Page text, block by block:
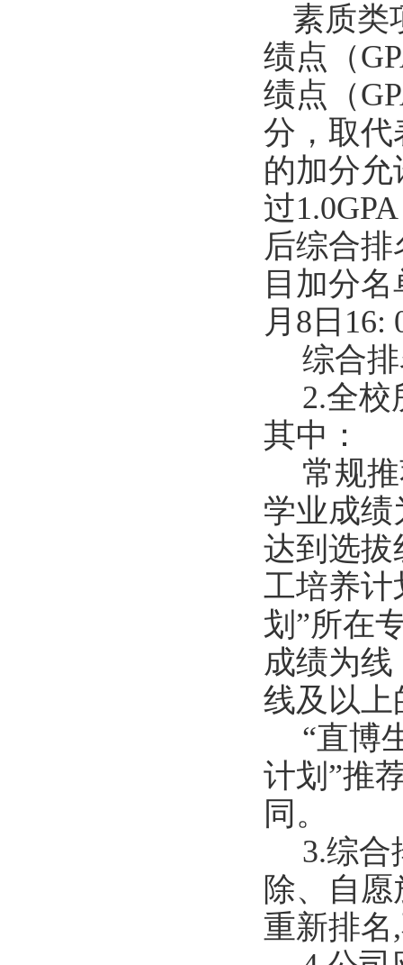
素质类
绩点（
绩点（
分，取代
的加分
过1.0GPA
后综合
目加分
月 8 日 16:
综合
2.全校
其中：
常规
学业成
达到选拔
工培养计
划 ”所在
成绩为
线及以上
“直博
计划 ”推
同。
3.综合
除、自
重新排名 ,